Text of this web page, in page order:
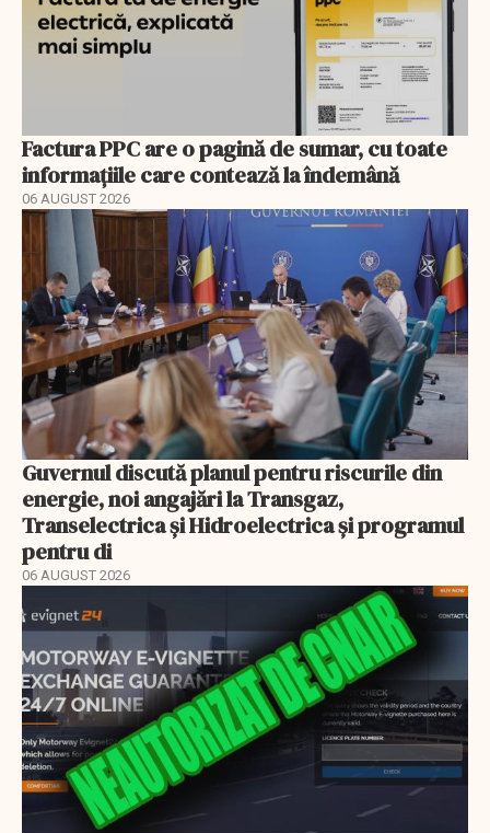
Factura PPC are o pagină de sumar, cu toate
informațiile care contează la îndemână
06 AUGUST 2026
Guvernul discută planul pentru riscurile din
energie, noi angajări la Transgaz,
Transelectrica și Hidroelectrica și programul
pentru di
06 AUGUST 2026